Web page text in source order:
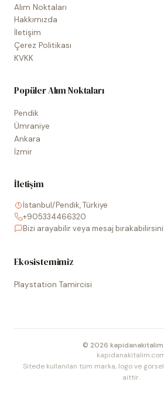
Alım Noktaları
Hakkımızda
İletişim
Çerez Politikası
KVKK
Popüler Alım Noktaları
Pendik
Ümraniye
Ankara
İzmir
İletişim
İstanbul/Pendik, Türkiye
+905334466320
Bizi arayabilir veya mesaj
Ekosistemimiz
Playstation Tamircisi
© 2026
Sitede kullanılan tüm marka, logo ve
aittir.